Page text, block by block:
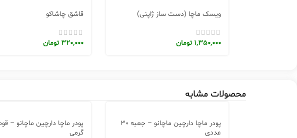
ویسک ماچا (دست ساز ژاپنی)
1,350,000 تومان
قاشق چاشاکو
320,000 تومان
محصولات مشابه
پودر ماچا دارچین ماچانو – جعبه 30
عددی
گرمی